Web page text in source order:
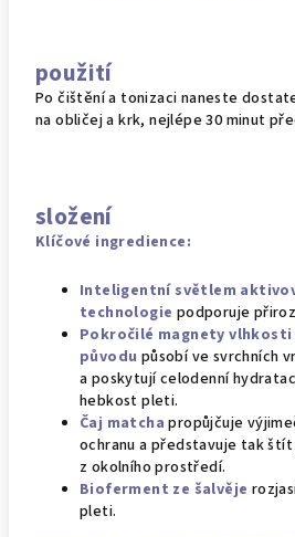
použití
Po čištění a tonizaci naneste
na obličej a krk, nejlépe 30 minut
složení
Klíčové ingredience:
Inteligentní světlem
technologie podporuje
Pokročilé magnety
původu působí ve svrchních
a poskytují celodenní
hebkost pleti.
Čaj matcha propůjčuje
ochranu a představuje tak
z okolního prostředí.
Bioferment ze šalvěje
pleti.